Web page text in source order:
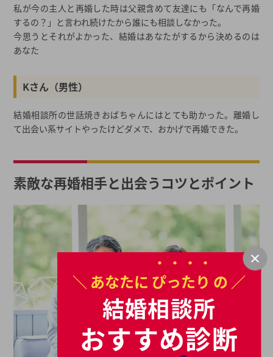
私が今の主人と再婚した時は父親含めて友達にも「なんで再婚
するの？」と言われ続けたから誰にも相談しなかった。
今思うとそれがよかった、結婚はあなたがするから決めるのは
あなた
Kさん（男性）
結婚相談所の世話焼きおばちゃんにはとても助かった。離婚し
て出会い系サイトやったけどダメで、おかげで再婚できた。
素敵な再婚相手と出会うコツとポイント
＼ あなたに ぴったり の ／
結婚相談所
おすすめ診断